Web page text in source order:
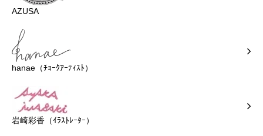
AZUSA
hanae（ﾁｮｰｸｱｰﾃｨｽﾄ）
岩崎彩香（ｲﾗｽﾄﾚｰﾀｰ）